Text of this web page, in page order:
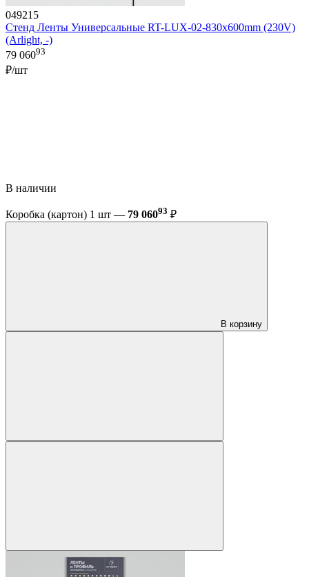
049215
Стенд Ленты Универсальные RT-LUX-02-830x600mm (230V)
(Arlight, -)
79 06093
₽/шт
В наличии
Коробка (картон) 1 шт — 79 06093 ₽
В корзину